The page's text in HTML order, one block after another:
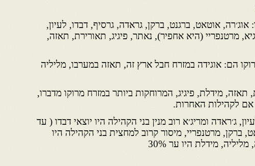
אוטאט, ברגנט, ברקן, גראדה, גרסיף, דבדו, לעיון,
מרטנפריי (היא אחפיר), נאתר, פיגיג, תאורירת, תאזה,
הם: אוגידה במזרח חבל ארץ זה, תאזה במערבו, מליליה
תאזה, מידלת, פיגיג, המרוחקות ביותר במזרח מרוקו מדברו,
לקהילות האחרות.
ג׳ראדה ומריג׳א רוב מנין בני הקהילה היו יוצאי דבדו ( עד
ברקן, מרטנפריי, מיסור קרוב למחצית בני הקהילה היו
מליליה, מידלת
היו ער 30%